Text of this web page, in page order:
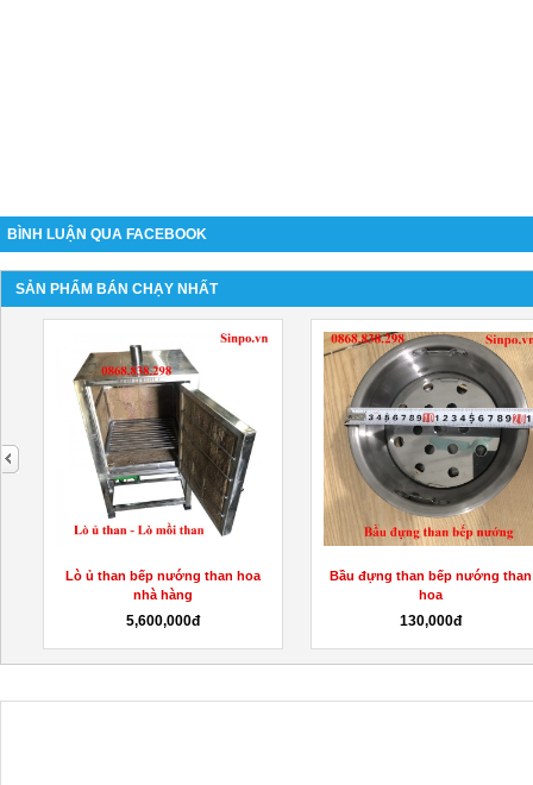
BÌNH LUẬN QUA FACEBOOK
SẢN PHẨM BÁN CHẠY NHẤT
Lò ủ than bếp nướng than hoa
nhà hàng
5,600,000đ
Bầu đựng than bếp nướng than
hoa
130,000đ
next